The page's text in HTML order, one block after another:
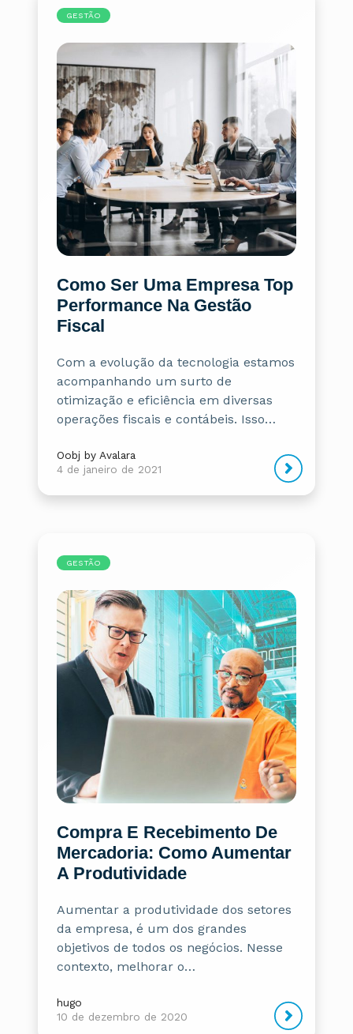
GESTÃO
Como Ser Uma Empresa Top
Performance Na Gestão
Fiscal
Com a evolução da tecnologia estamos
acompanhando um surto de
otimização e eficiência em diversas
operações fiscais e contábeis. Isso…
Oobj by Avalara
4 de janeiro de 2021
GESTÃO
Compra E Recebimento De
Mercadoria: Como Aumentar
A Produtividade
Aumentar a produtividade dos setores
da empresa, é um dos grandes
objetivos de todos os negócios. Nesse
contexto, melhorar o…
hugo
10 de dezembro de 2020